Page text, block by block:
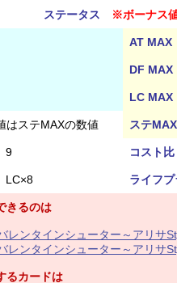
ステータス ※ボーナス
AT MAX
DF MAX
LC MAX
はステMAXの数値 ステ
9 コスト比
LC×8 ライフ
きるのは
レンタインシューター～アリサ
レンタインシューター～アリサ
るカードは